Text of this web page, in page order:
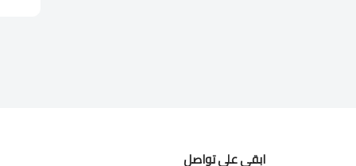
ابقى على تواصل